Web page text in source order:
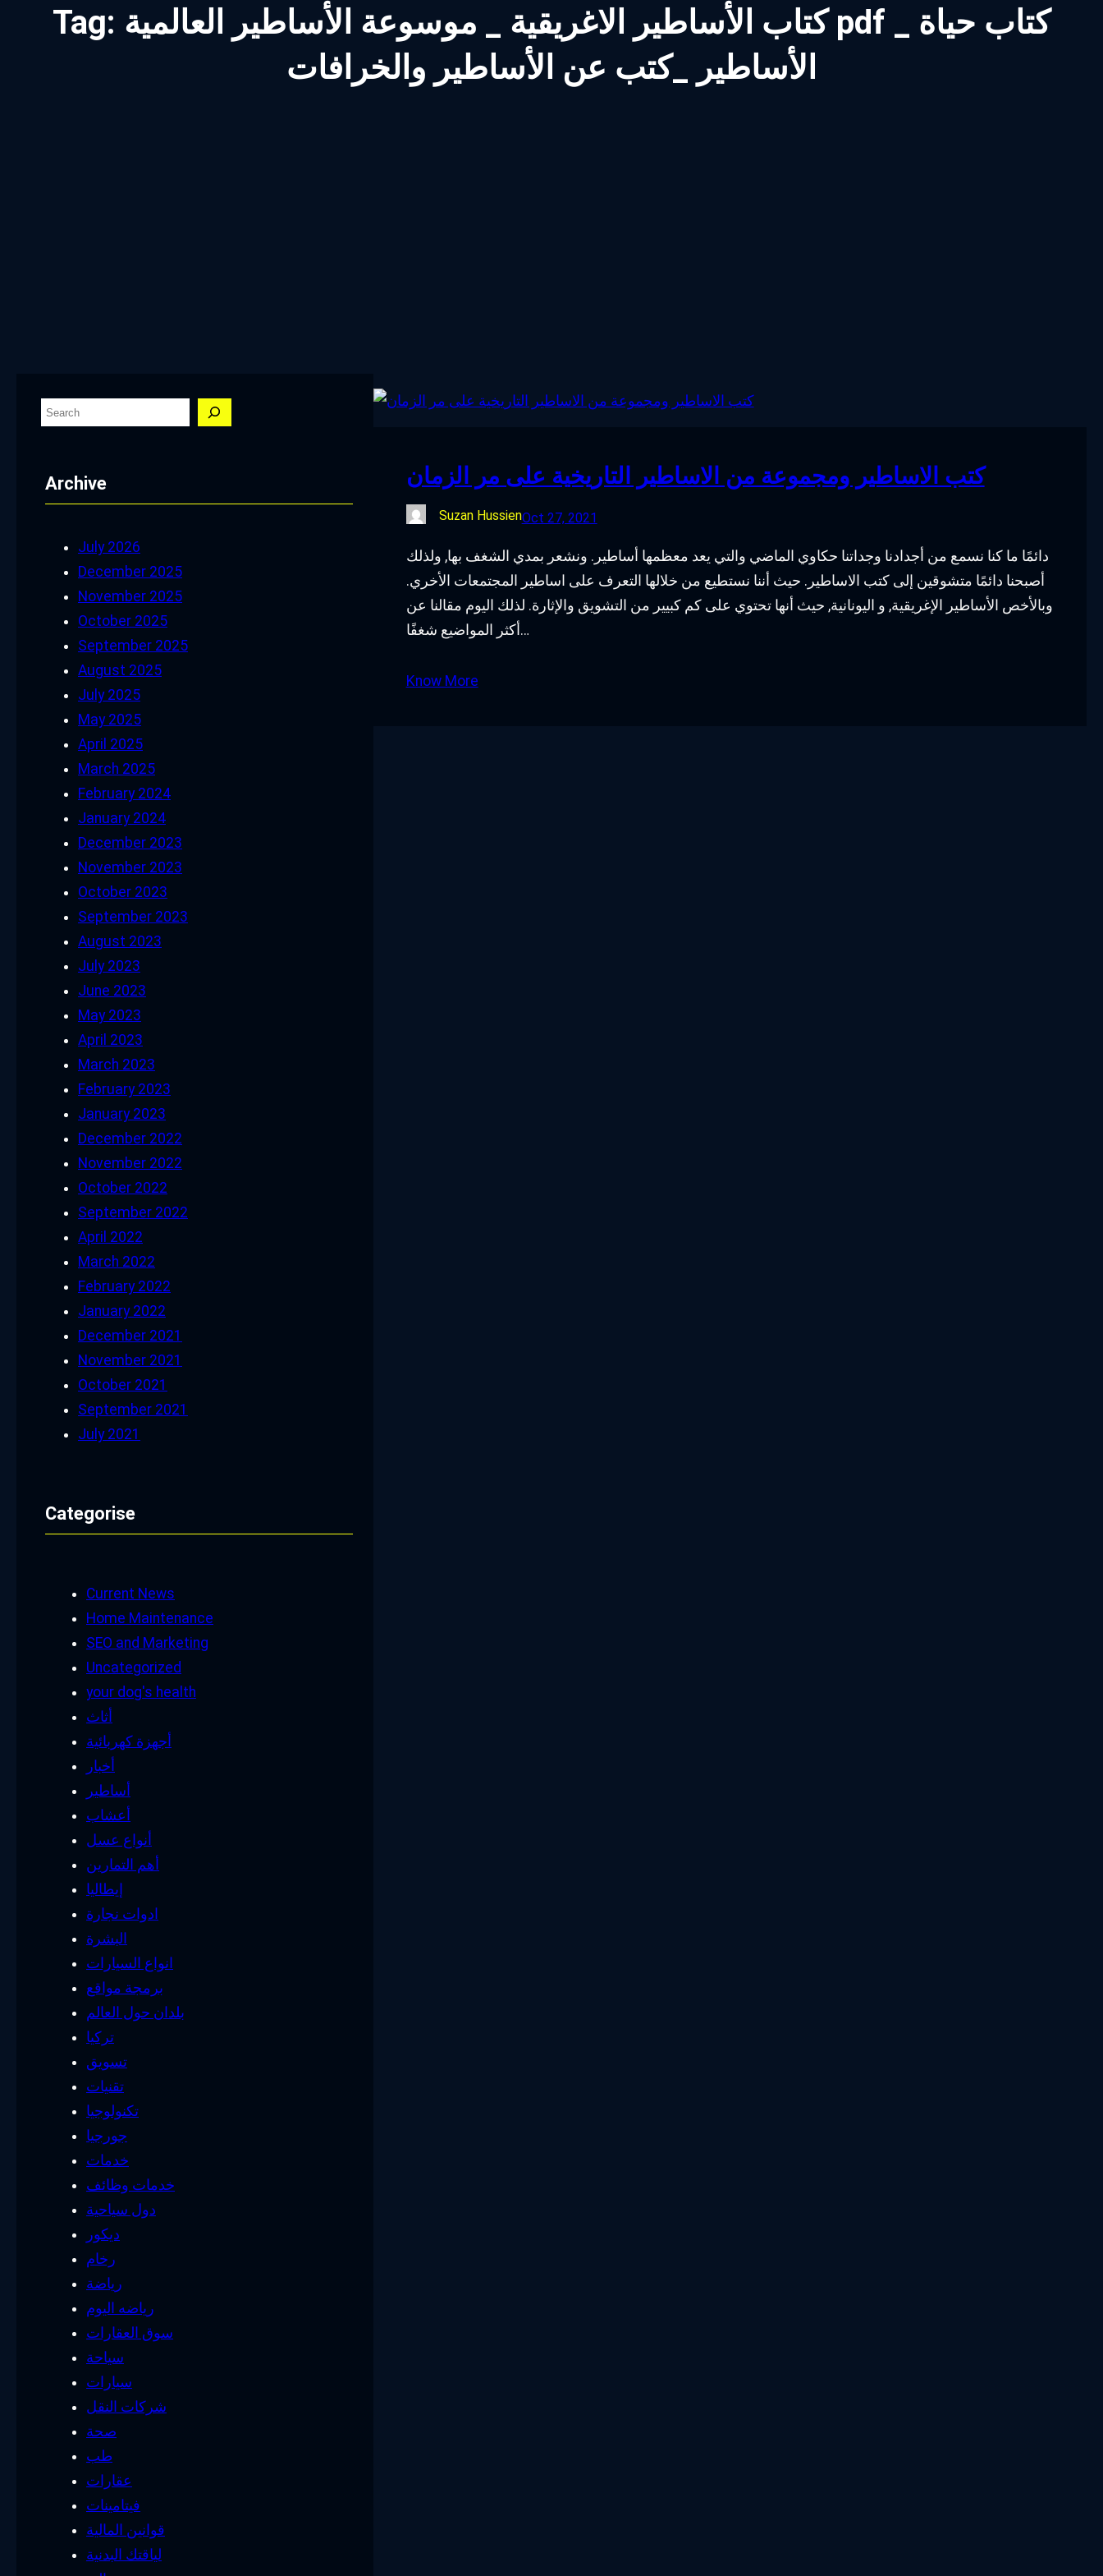
Tag: كتاب الأساطير الاغريقية _ موسوعة الأساطير العالمية pdf _ كتاب حياة
الأساطير _كتب عن الأساطير والخرافات
S
r
c
Archive
July 2026
December 2025
November 2025
October 2025
September 2025
August 2025
July 2025
May 2025
April 2025
March 2025
February 2024
January 2024
December 2023
November 2023
October 2023
September 2023
August 2023
July 2023
June 2023
May 2023
April 2023
March 2023
February 2023
January 2023
December 2022
November 2022
October 2022
September 2022
April 2022
March 2022
February 2022
January 2022
December 2021
November 2021
October 2021
September 2021
July 2021
Categorise
Current News
Home Maintenance
SEO and Marketing
Uncategorized
your dog's health
أثاث
أجهزة كهربائية
أخبار
أساطير
أعشاب
أنواع عسل
أهم التمارين
إيطاليا
ادوات نجارة
البشرة
انواع السيارات
برمجة مواقع
بلدان حول العالم
تركيا
تسويق
تقنيات
تكنولوجيا
جورجيا
خدمات
خدمات وظائف
دول سياحية
ديكور
رخام
رياضة
رياضه اليوم
سوق العقارات
سياحة
سيارات
شركات النقل
صحة
طب
عقارات
فيتامينات
قوانين المالية
لياقتك البدنية
كتب الاساطير ومجموعة من الاساطير التاريخية على مر الزمان
Suzan HussienOct 27, 2021
دائمًا ما كنا نسمع من أجدادنا وجداتنا حكاوي الماضي والتي يعد معظمها أساطير. ونشعر بمدي الشغف بها, ولذلك
أصبحنا دائمًا متشوقين إلى كتب الاساطير. حيث أننا نستطيع من خلالها التعرف على اساطير المجتمعات الأخري.
وبالأخص الأساطير الإغريقية, و اليونانية, حيث أنها تحتوي على كم كبيير من التشويق والإثارة. لذلك اليوم مقالنا عن
أكثر المواضيع شغفًا…
Know More